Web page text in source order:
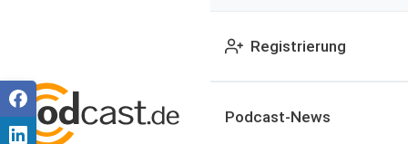
Registrierung
Podcast-News